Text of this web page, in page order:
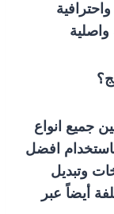
واصلية
جميع انواع
باستخدام افضل
وتبديل
أيضاً عبر